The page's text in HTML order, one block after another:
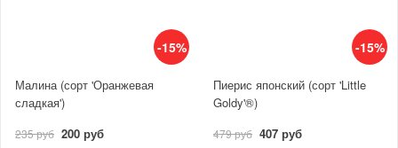
-15%
Малина (сорт 'Оранжевая
сладкая')
235 руб 200 руб
-15%
Пиерис японский (сорт 'Little
Goldy'®)
479 руб 407 руб